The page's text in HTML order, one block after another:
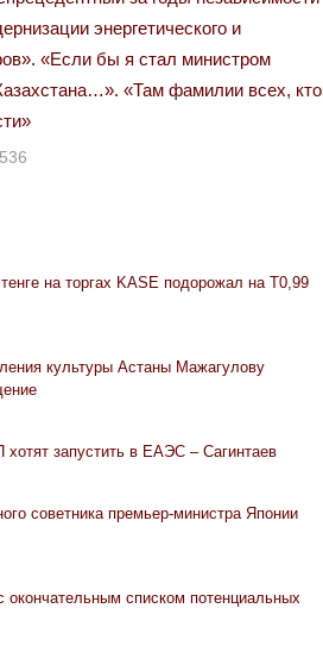
энергетического и
«Если бы я стал министром
«Там фамилии всех, кто
на торгах KASE подорожал на Т0,99
культуры Астаны Мажагулову
запустить в ЕАЭС – Сагинтаев
советника премьер-министра Японии
окончательным списком потенциальных